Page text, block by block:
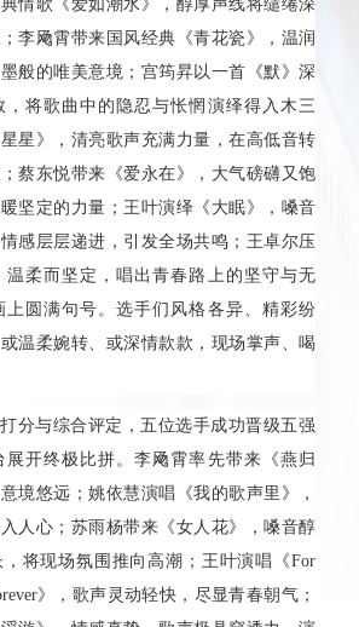
情歌《爱如潮水》，醇厚声线将缱绻深
李飏霄带来国风经典《青花瓷》，温润
般的唯美意境；宫筠昇以一首《默》深
，将歌曲中的隐忍与怅惘演绎得入木三
星》，清亮歌声充满力量，在高低音转
蔡东悦带来《爱永在》，大气磅礴又饱
坚定的力量；王叶演绎《大眠》，嗓音
感层层递进，引发全场共鸣；王卓尔压
温柔而坚定，唱出青春路上的坚守与无
上圆满句号。选手们风格各异、精彩纷
温柔婉转、或深情款款，现场掌声、喝
分与综合评定，五位选手成功晋级五强
开终极比拼。李飏霄率先带来《燕归
境悠远；姚依慧演唱《我的歌声里》，
人心；苏雨杨带来《女人花》，嗓音醇
将现场氛围推向高潮；王叶演唱《For
》，歌声灵动轻快，尽显青春朝气；